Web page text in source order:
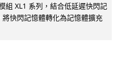
組 XL1 系列，結合低延遲快閃記
將快閃記憶體轉化為記憶體擴充